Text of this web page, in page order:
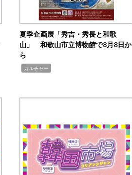
夏季企画展「秀吉・秀長と和歌
山」 和歌山市立博物館で8月8日か
ら
カルチャー